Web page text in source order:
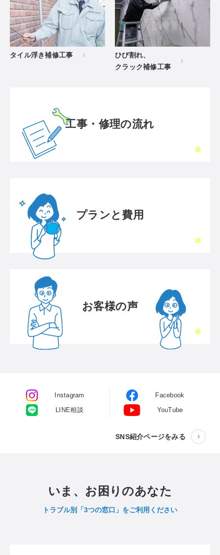
タイル浮き補修工事
ひび割れ、
クラック補修工事
工事・修理の流れ
プランと費用
お客様の声
Instagram
Facebook
LINE相談
YouTube
SNS紹介ページをみる
いま、お困りのあなた
トラブル別「3つの窓口」をご利用ください